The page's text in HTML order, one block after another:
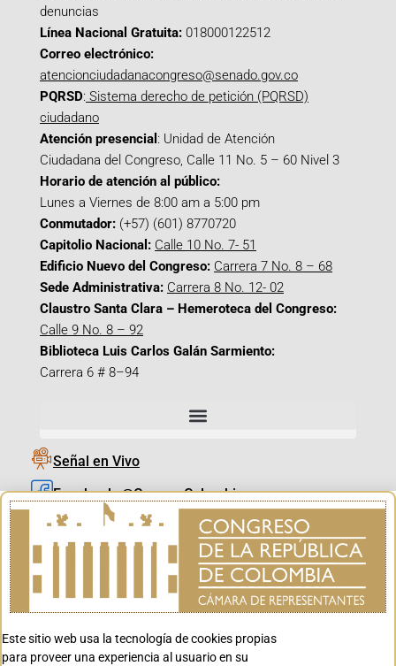
denuncias
Línea Nacional Gratuita: 018000122512
Correo electrónico:
atencionciudadanacongreso@senado.gov.co
PQRSD: Sistema derecho de petición (PQRSD)
ciudadano
Atención presencial : Unidad de Atención
Ciudadana del Congreso, Calle 11 No. 5 – 60 Nivel 3
Horario de atención al público:
Lunes a Viernes de 8:00 am a 5:00 pm
Conmutador: (+57) (601) 8770720
Capitolio Nacional: Calle 10 No. 7- 51
Edificio Nuevo del Congreso: Carrera 7 No. 8 – 68
Sede Administrativa: Carrera 8 No. 12- 02
Claustro Santa Clara – Hemeroteca del Congreso:
Calle 9 No. 8 – 92
Biblioteca Luis Carlos Galán Sarmiento:
Carrera 6 # 8–94
Señal en Vivo
Facebook_@CamaraColombia
Instagram_@CamaraColombia
X_@CamaraColombia
Youtube_@CamaraColombia
Youtube_@CanalCongreso
Este sitio web usa la tecnología de cookies propias
para proveer una experiencia al usuario en su